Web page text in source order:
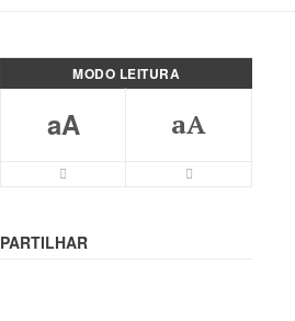
MODO LEITURA
aA aA
PARTILHAR